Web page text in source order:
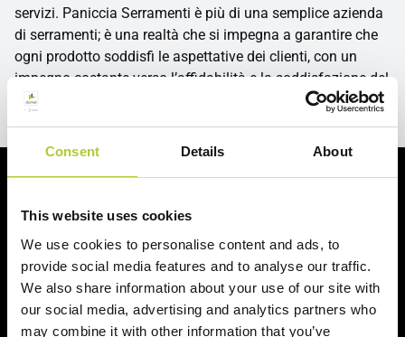
Consent Details About
This website uses cookies
We use cookies to personalise content and ads, to
provide social media features and to analyse our traffic.
We also share information about your use of our site with
our social media, advertising and analytics partners who
may combine it with other information that you’ve
servizi. Paniccia Serramenti è più di una semplice azienda
di serramenti; è una realtà che si impegna a garantire che
ogni prodotto soddisfi le aspettative dei clienti, con un
impegno costante verso l’affidabilità e la soddisfazione del
cliente.
Richiedi il tuo preventivo in 2 minuti
Il tuo nome, cognome e l'indirizzo del tuo progetto
Nome e cognome